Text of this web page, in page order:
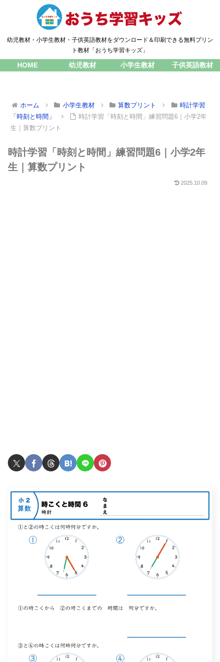
幼児教材・小学生教材・子供英語教材をダウンロード＆印刷できる無料プリン
ト教材「おうち学習キッズ」
HOME 幼児教材 小学生教材 子供英語教材
ホーム 小学生教材 算数プリント
時計学習
「時刻と時間」
時計学習「時刻と時間」練習問題6｜小学2年
生｜算数プリント
時計学習「時刻と時間」練習問題6｜小学2年
生｜算数プリント
2025.10.09